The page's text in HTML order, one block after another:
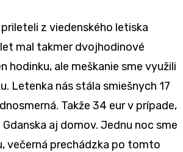
prileteli z viedenského letiska
mal takmer dvojhodinové
hodinku, ale meškanie sme využili
Letenka nás stála smiešnych 17
Takže 34 eur v prípade,
aj domov. Jednu noc sme
večerná prechádzka po tomto